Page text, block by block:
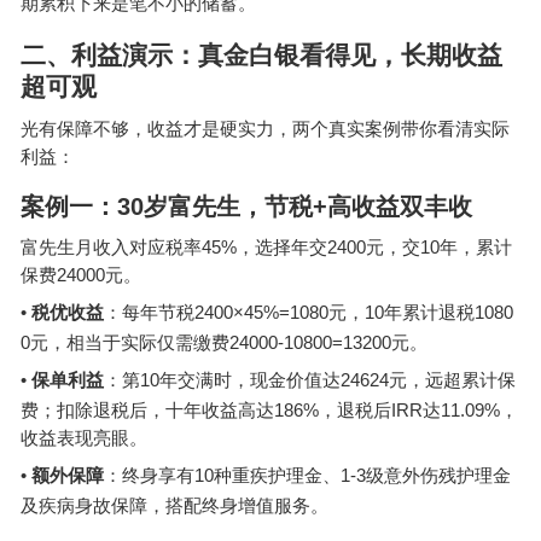
期累积下来是笔不小的 储蓄。
二、利益演示：真金白银看得见，长期收益
超可观
光有保障不够，收益才是硬实力，两个真实案例带你看清实际
利益：
案例一： 30岁富先生，节税+高收益双丰收
富先生月收入对应税率45%，选择年交2400元，交10年，累计
保费24000元。
• 税优收益：每年节税2400×45%=1080元， 10年累计退税1080
0元，相当于实际仅需缴费24000-10800=13200元。
• 保单利益：第10年交满时，现金价值达24624元，远超累计保
费；扣除退税后，十年收益高达186%，退税后IRR达11.09%，
收益表现亮眼。
• 额外保障：终身享有10种重疾护理金、 1-3级意外伤残护理金
及疾病身故保障，搭配终身增值服务。